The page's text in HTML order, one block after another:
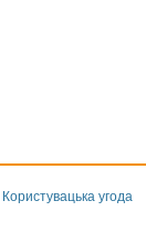
Користувацька угода